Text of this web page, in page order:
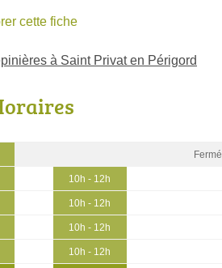
cette fiche
à Saint Privat en Périgord
Fermé
10h - 12h
10h - 12h
10h - 12h
10h - 12h